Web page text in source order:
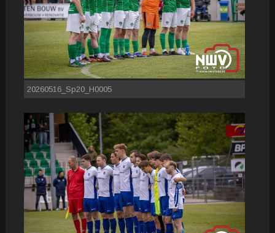
20260516_Sp20_H0005